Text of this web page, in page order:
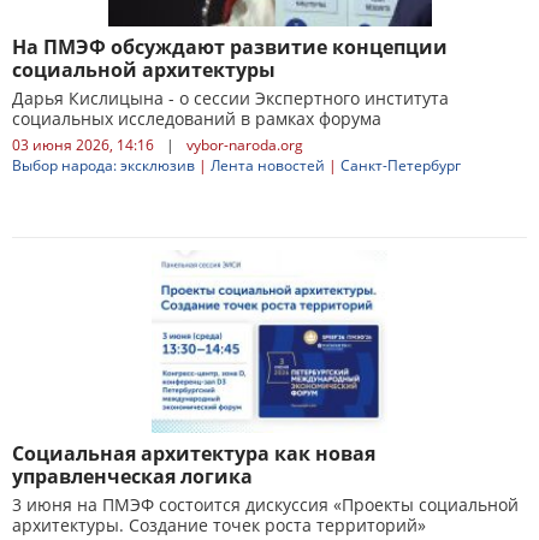
На ПМЭФ обсуждают развитие концепции
социальной архитектуры
Дарья Кислицына - о сессии Экспертного института
социальных исследований в рамках форума
03 июня 2026, 14:16 |
vybor-naroda.org
Выбор народа: эксклюзив | Лента новостей | Санкт-Петербург
Социальная архитектура как новая
управленческая логика
3 июня на ПМЭФ состоится дискуссия «Проекты социальной
архитектуры. Создание точек роста территорий»